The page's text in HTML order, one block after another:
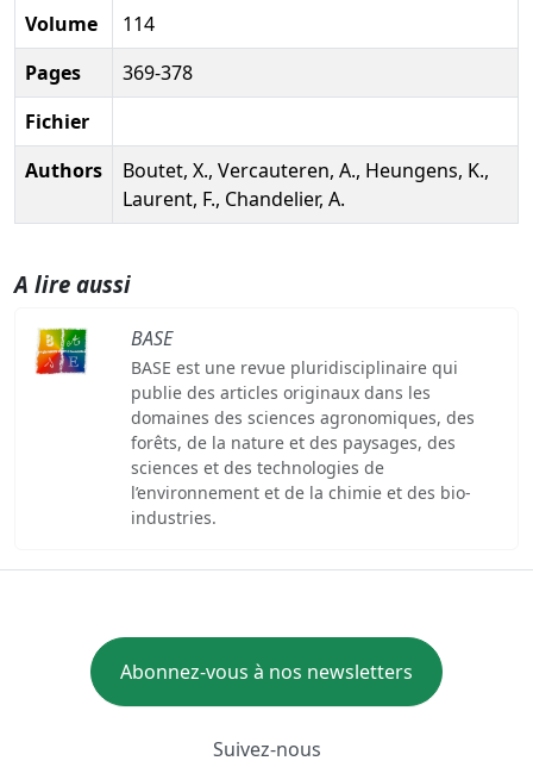
Volume
114
Pages
369-378
Fichier
Authors
Boutet, X., Vercauteren, A., Heungens, K.,
Laurent, F., Chandelier, A.
A lire aussi
BASE
BASE est une revue pluridisciplinaire qui
publie des articles originaux dans les
domaines des sciences agronomiques, des
forêts, de la nature et des paysages, des
sciences et des technologies de
l’environnement et de la chimie et des bio-
industries.
Abonnez-vous à nos newsletters
Suivez-nous